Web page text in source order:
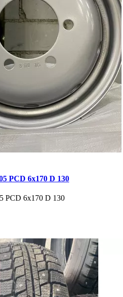
PCD 6x170 D 130
PCD 6x170 D 130